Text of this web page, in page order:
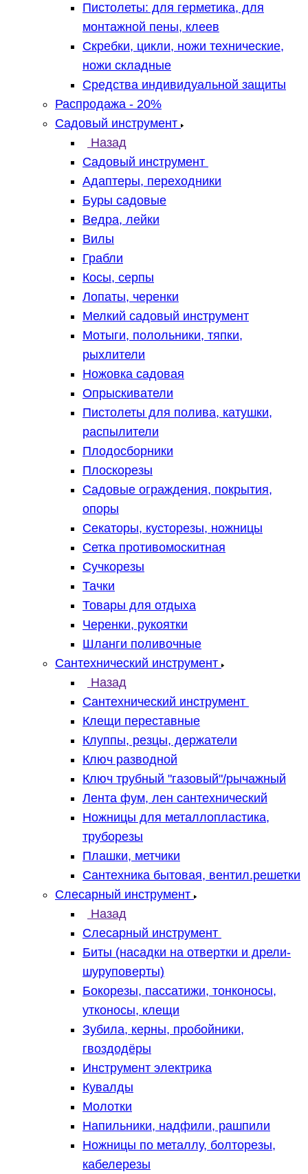
Пистолеты: для герметика, для
монтажной пены, клеев
Скребки, цикли, ножи технические,
ножи складные
Средства индивидуальной защиты
Распродажа - 20%
Садовый инструмент
Назад
Садовый инструмент
Адаптеры, переходники
Буры садовые
Ведра, лейки
Вилы
Грабли
Косы, серпы
Лопаты, черенки
Мелкий садовый инструмент
Мотыги, полольники, тяпки,
рыхлители
Ножовка садовая
Опрыскиватели
Пистолеты для полива, катушки,
распылители
Плодосборники
Плоскорезы
Садовые ограждения, покрытия,
опоры
Секаторы, кусторезы, ножницы
Сетка противомоскитная
Сучкорезы
Тачки
Товары для отдыха
Черенки, рукоятки
Шланги поливочные
Сантехнический инструмент
Назад
Сантехнический инструмент
Клещи переставные
Клуппы, резцы, держатели
Ключ разводной
Ключ трубный "газовый"/рычажный
Лента фум, лен сантехнический
Ножницы для металлопластика,
труборезы
Плашки, метчики
Сантехника бытовая, вентил.решетки
Слесарный инструмент
Назад
Слесарный инструмент
Биты (насадки на отвертки и дрели-
шуруповерты)
Бокорезы, пассатижи, тонконосы,
утконосы, клещи
Зубила, керны, пробойники,
гвоздодёры
Инструмент электрика
Кувалды
Молотки
Напильники, надфили, рашпили
Ножницы по металлу, болторезы,
кабелерезы